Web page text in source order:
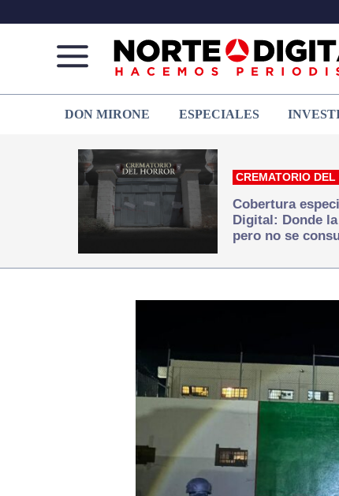
de
Juárez
que
hacemos periodismo
DON MIRONE ESPECIALES
CREMATORIO DEL
Cobertura
Digital: Donde
pero no se